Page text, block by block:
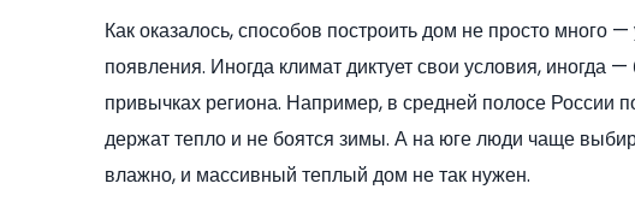
Как оказалось, способов построить дом не просто много
появления. Иногда климат диктует свои условия, иногда
привычках региона. Например, в средней полосе России
держат тепло и не боятся зимы. А на юге люди чаще
влажно, и массивный теплый дом не так нужен.